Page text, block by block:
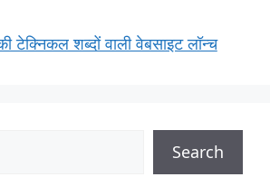
टेक्निकल शब्दों वाली वेबसाइट लॉन्च
Search